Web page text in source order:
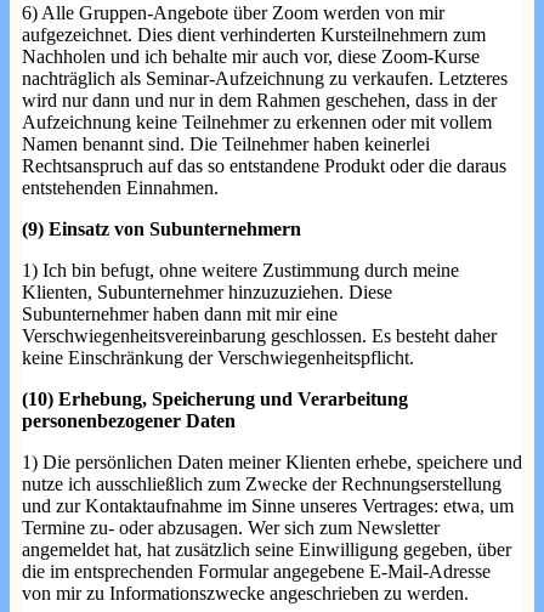
6) Alle Gruppen-Angebote über Zoom werden von mir
aufgezeichnet. Dies dient verhinderten Kursteilnehmern zum
Nachholen und ich behalte mir auch vor, diese Zoom-Kurse
nachträglich als Seminar-Aufzeichnung zu verkaufen. Letzteres
wird nur dann und nur in dem Rahmen geschehen, dass in der
Aufzeichnung keine Teilnehmer zu erkennen oder mit vollem
Namen benannt sind. Die Teilnehmer haben keinerlei
Rechtsanspruch auf das so entstandene Produkt oder die daraus
entstehenden Einnahmen.
(9) Einsatz von Subunternehmern
1) Ich bin befugt, ohne weitere Zustimmung durch meine
Klienten, Subunternehmer hinzuzuziehen. Diese
Subunternehmer haben dann mit mir eine
Verschwiegenheitsvereinbarung geschlossen. Es besteht daher
keine Einschränkung der Verschwiegenheitspflicht.
(10) Erhebung, Speicherung und Verarbeitung
personenbezogener Daten
1) Die persönlichen Daten meiner Klienten erhebe, speichere und
nutze ich ausschließlich zum Zwecke der Rechnungserstellung
und zur Kontaktaufnahme im Sinne unseres Vertrages: etwa, um
Termine zu- oder abzusagen. Wer sich zum Newsletter
angemeldet hat, hat zusätzlich seine Einwilligung gegeben, über
die im entsprechenden Formular angegebene E-Mail-Adresse
von mir zu Informationszwecke angeschrieben zu werden.